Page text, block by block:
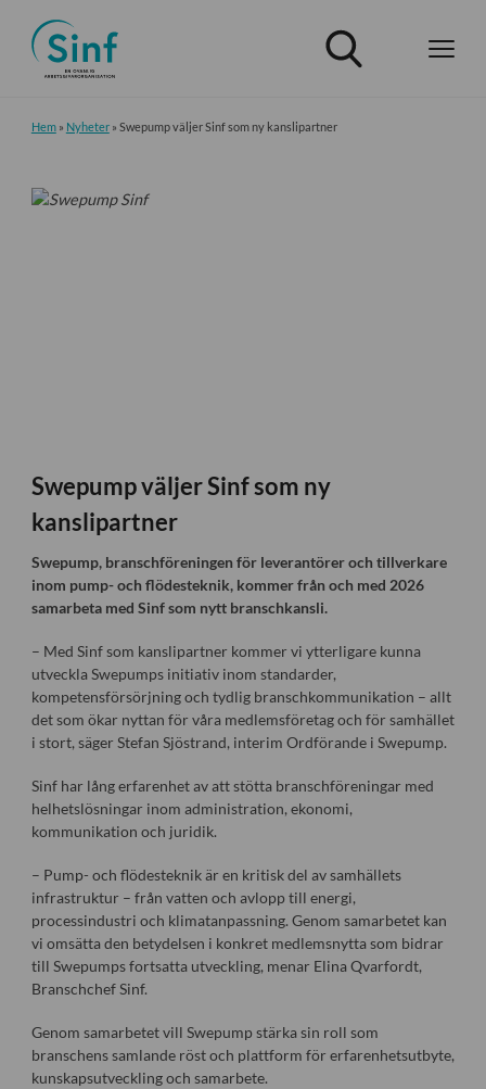
Hem» Nyheter» Swepump väljer Sinf som ny kanslipartner
Swepump väljer Sinf som ny
kanslipartner
Swepump, branschföreningen för leverantörer och tillverkare
inom pump- och flödesteknik, kommer från och med 2026
samarbeta med Sinf som nytt branschkansli.
– Med Sinf som kanslipartner kommer vi ytterligare kunna
utveckla Swepumps initiativ inom standarder,
kompetensförsörjning och tydlig branschkommunikation – allt
det som ökar nyttan för våra medlemsföretag och för samhället
i stort, säger Stefan Sjöstrand, interim Ordförande i Swepump.
Sinf har lång erfarenhet av att stötta branschföreningar med
helhetslösningar inom administration, ekonomi,
kommunikation och juridik.
– Pump- och flödesteknik är en kritisk del av samhällets
infrastruktur – från vatten och avlopp till energi,
processindustri och klimatanpassning. Genom samarbetet kan
vi omsätta den betydelsen i konkret medlemsnytta som bidrar
till Swepumps fortsatta utveckling, menar Elina Qvarfordt,
Branschchef Sinf.
Genom samarbetet vill Swepump stärka sin roll som
branschens samlande röst och plattform för erfarenhetsutbyte,
kunskapsutveckling och samarbete.